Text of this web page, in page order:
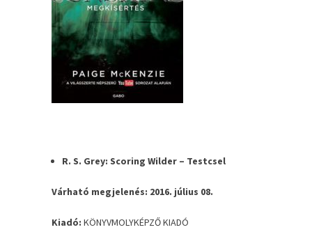
R. S. Grey: Scoring Wilder – Testcsel
Várható megjelenés: 2016. július 08.
Kiadó: KÖNYVMOLYKÉPZŐ KIADÓ